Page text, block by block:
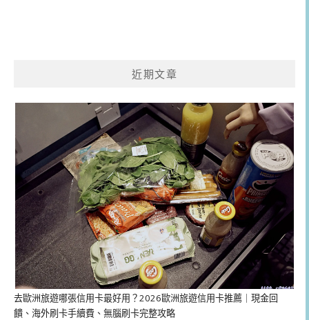
近期文章
去歐洲旅遊哪張信用卡最好用？2026歐洲旅遊信用卡推薦｜現金回
饋、海外刷卡手續費、無腦刷卡完整攻略